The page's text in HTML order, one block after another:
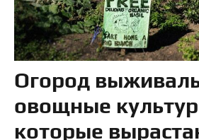
Огород
овощные
которые